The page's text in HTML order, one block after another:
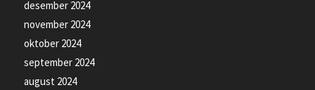
desember 2024
november 2024
oktober 2024
september 2024
august 2024